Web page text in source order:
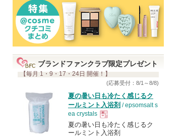
ブランドファンクラブ限定プレゼント
【毎月 1・9・17・24日 開催！】
(応募受付：8/1～8/8)
夏の暑い日も冷たく感じるク
ールミント入浴剤 / epsomsalt s
ea crystals
現
夏の暑い日も冷たく感じるク
ールミント入浴剤